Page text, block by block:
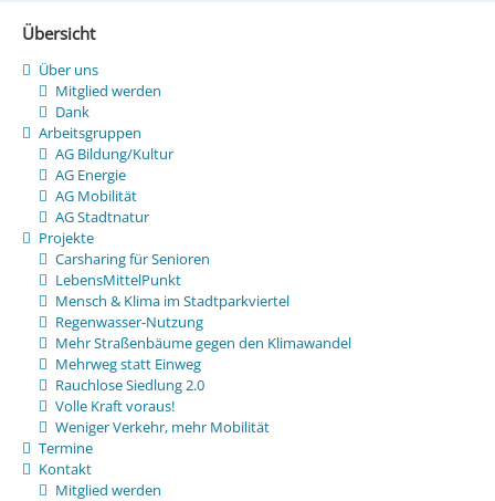
Übersicht
Über uns
Mitglied werden
Dank
Arbeitsgruppen
AG Bildung/Kultur
AG Energie
AG Mobilität
AG Stadtnatur
Projekte
Carsharing für Senioren
LebensMittelPunkt
Mensch & Klima im Stadtparkviertel
Regenwasser-Nutzung
Mehr Straßenbäume gegen den Klimawandel
Mehrweg statt Einweg
Rauchlose Siedlung 2.0
Volle Kraft voraus!
Weniger Verkehr, mehr Mobilität
Termine
Kontakt
Mitglied werden